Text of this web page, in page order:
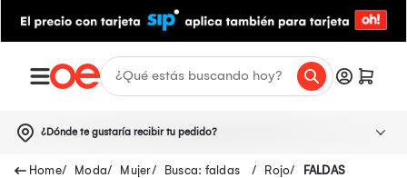
¿Dónde te gustaría recibir tu pedido?
Moda Mujer Busca: faldas Rojo FALDAS